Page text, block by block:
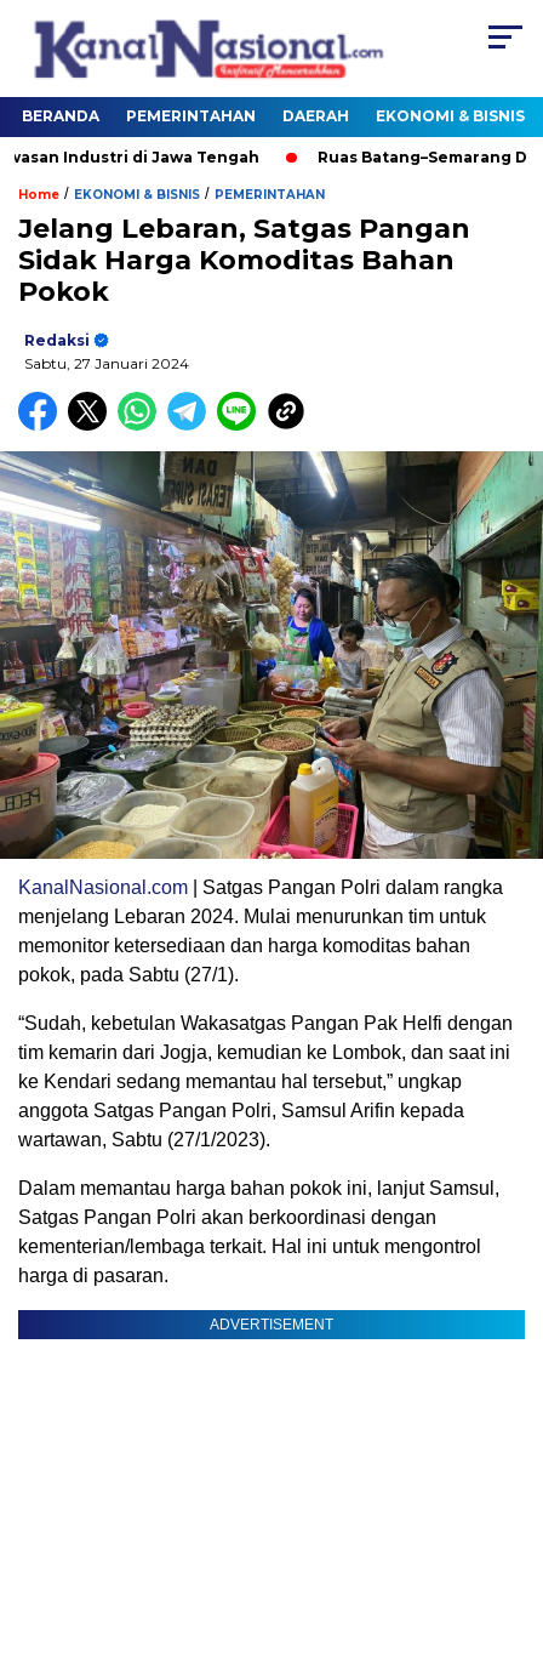
BERANDA PEMERINTAHAN DAERAH EKONOMI & BISNIS
Industri di Jawa Tengah Ruas Batang–Semarang
Home / EKONOMI & BISNIS / PEMERINTAHAN
Jelang Lebaran, Satgas Pangan
Sidak Harga Komoditas Bahan
Pokok
Redaksi
Sabtu, 27 Januari 2024
KanalNasional.com | Satgas Pangan Polri dalam rangka
menjelang Lebaran 2024. Mulai menurunkan tim untuk
memonitor ketersediaan dan harga komoditas bahan
pokok, pada Sabtu (27/1).
“Sudah, kebetulan Wakasatgas Pangan Pak Helfi dengan
tim kemarin dari Jogja, kemudian ke Lombok, dan saat ini
ke Kendari sedang memantau hal tersebut,” ungkap
anggota Satgas Pangan Polri, Samsul Arifin kepada
wartawan, Sabtu (27/1/2023).
Dalam memantau harga bahan pokok ini, lanjut Samsul,
Satgas Pangan Polri akan berkoordinasi dengan
kementerian/lembaga terkait. Hal ini untuk mengontrol
harga di pasaran.
ADVERTISEMENT